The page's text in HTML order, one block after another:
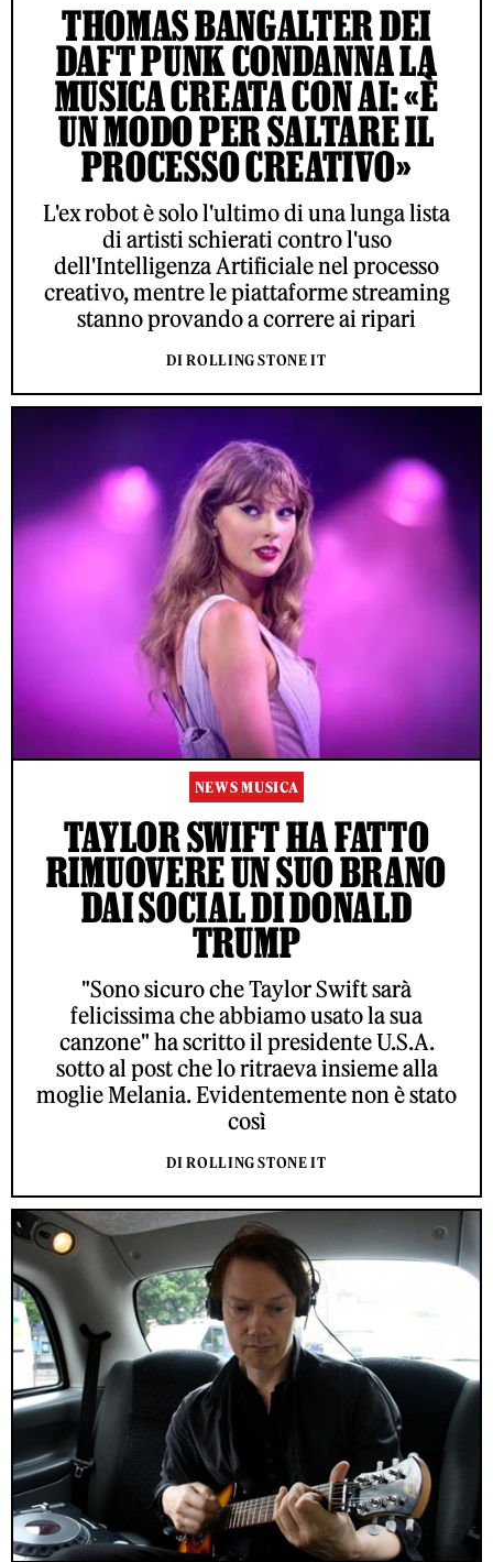
THOMAS BANGALTER DEI
DAFT PUNK CONDANNA LA
MUSICA CREATA CON AI: «È
UN MODO PER SALTARE IL
PROCESSO CREATIVO»
L'ex robot è solo l'ultimo di una lunga lista
di artisti schierati contro l'uso
dell'Intelligenza Artificiale nel processo
creativo, mentre le piattaforme streaming
stanno provando a correre ai ripari
DI ROLLING STONE IT
NEWS MUSICA
TAYLOR SWIFT HA FATTO
RIMUOVERE UN SUO BRANO
DAI SOCIAL DI DONALD
TRUMP
"Sono sicuro che Taylor Swift sarà
felicissima che abbiamo usato la sua
canzone" ha scritto il presidente U.S.A.
sotto al post che lo ritraeva insieme alla
moglie Melania. Evidentemente non è stato
così
DI ROLLING STONE IT